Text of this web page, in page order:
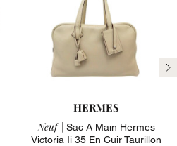
HERMES
Neuf | Sac A Main Hermes
Victoria Ii 35 En Cuir Taurillon